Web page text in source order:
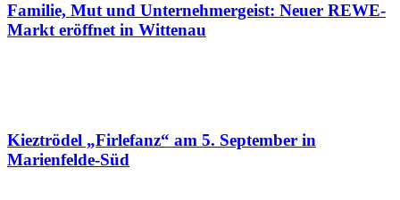
Familie, Mut und Unternehmergeist: Neuer REWE-
Markt eröffnet in Wittenau
Kieztrödel „Firlefanz“ am 5. September in
Marienfelde-Süd